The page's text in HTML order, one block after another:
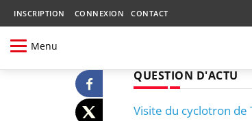
INSCRIPTION CONNEXION CONTACT
Menu
QUESTION D'ACTU
Visite du cyclotron de